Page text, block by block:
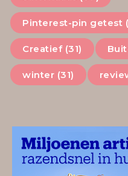
Pinterest-pin getest
Creatief (31)
winter (31)